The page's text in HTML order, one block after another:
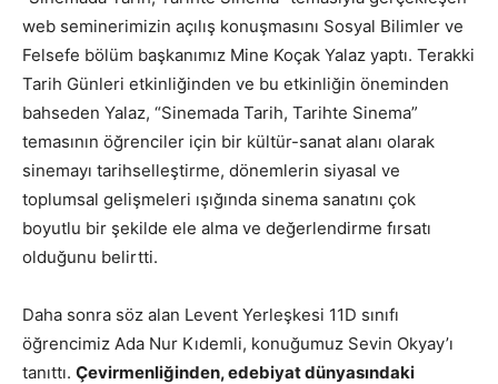
web seminerimizin açılış konuşmasını Sosyal Bilimler ve
Felsefe bölüm başkanımız Mine Koçak Yalaz yaptı. Terakki
Tarih Günleri etkinliğinden ve bu etkinliğin öneminden
bahseden Yalaz, “Sinemada Tarih, Tarihte Sinema”
temasının öğrenciler için bir kültür-sanat alanı olarak
sinemayı tarihselleştirme, dönemlerin siyasal ve
toplumsal gelişmeleri ışığında sinema sanatını çok
boyutlu bir şekilde ele alma ve değerlendirme fırsatı
olduğunu belirtti.
Daha sonra söz alan Levent Yerleşkesi 11D sınıfı
öğrencimiz Ada Nur Kıdemli, konuğumuz Sevin Okyay’ı
tanıttı. Çevirmenliğinden, edebiyat dünyasındaki